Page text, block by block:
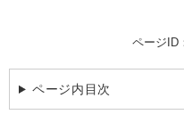
ページID
ページ内目次